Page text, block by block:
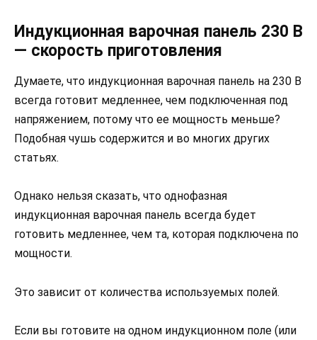
Индукционная варочная панель 230 В
— скорость приготовления
Думаете, что индукционная варочная панель на 230 В
всегда готовит медленнее, чем подключенная под
напряжением, потому что ее мощность меньше?
Подобная чушь содержится и во многих других
статьях.
Однако нельзя сказать, что однофазная
индукционная варочная панель всегда будет
готовить медленнее, чем та, которая подключена по
мощности.
Это зависит от количества используемых полей.
Если вы готовите на одном индукционном поле (или